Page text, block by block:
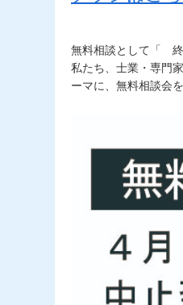
無料相談として「
私たち、士業・専門
ーマに、無料相談会